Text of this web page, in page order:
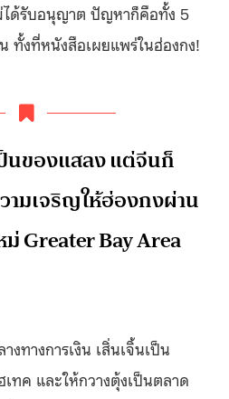
ด้รับอนุญาต ปัญหาก็คือทั้ง 5
งที่หนังสือเผยแพร่ในฮ่องกง!
นของแสลง แต่จีนก็
ามเจริญให้ฮ่องกงผ่าน
Greater Bay Area
งทางการเงิน เสิ่นเจิ้นเป็น
ทค และให้กวางตุ้งเป็นตลาด